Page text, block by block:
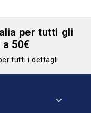
per tutti gli
50€
tutti i dettagli
